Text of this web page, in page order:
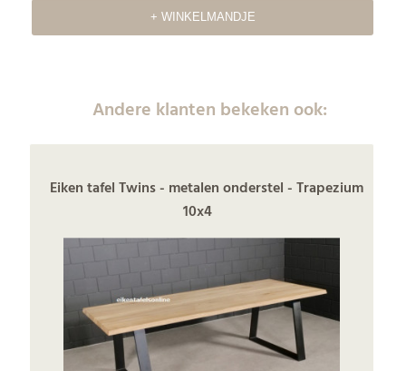
Andere klanten bekeken ook:
Eiken tafel Twins - metalen onderstel - Trapezium
10x4